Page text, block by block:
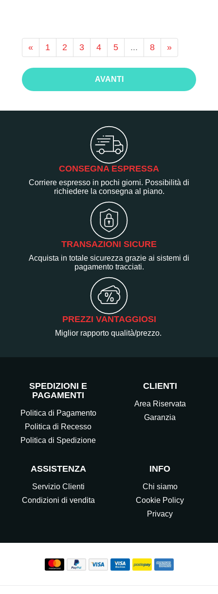
« 1 2 3 4 5 ... 8 »
AVANTI
CONSEGNA ESPRESSA
Corriere espresso in pochi giorni. Possibilità di
richiedere la consegna al piano.
TRANSAZIONI SICURE
Acquista in totale sicurezza grazie ai sistemi di
pagamento tracciati.
PREZZI VANTAGGIOSI
Miglior rapporto qualità/prezzo.
SPEDIZIONI E
PAGAMENTI
Politica di Pagamento
Politica di Recesso
Politica di Spedizione
CLIENTI
Area Riservata
Garanzia
ASSISTENZA
Servizio Clienti
Condizioni di vendita
INFO
Chi siamo
Cookie Policy
Privacy